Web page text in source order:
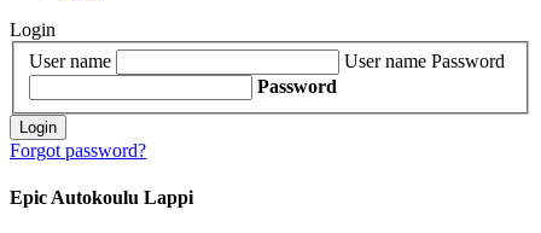
Login
User name
User name Password
Password
Login
Forgot password?
Epic Autokoulu Lappi